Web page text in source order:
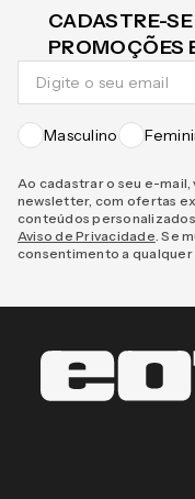
CADASTRE-
PROMOÇÕES
Masculino
Ao cadastrar o seu e-
newsletter, com ofertas
conteúdos
Aviso de Privacidade . Se
consentimento a qualquer